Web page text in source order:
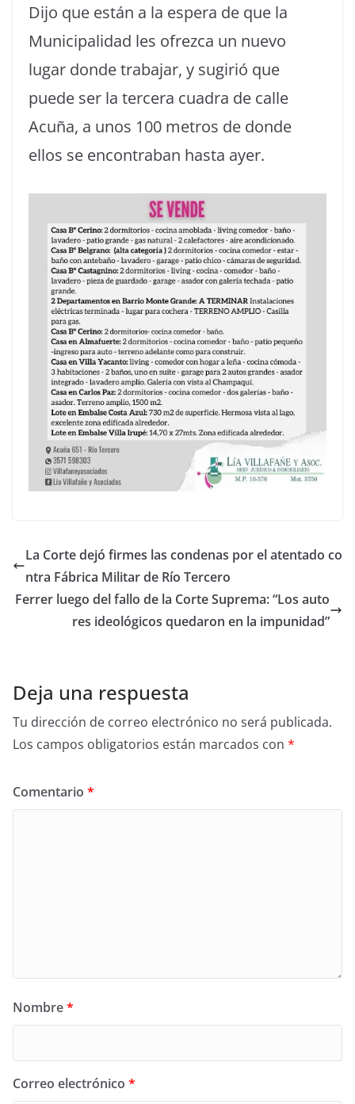
Dijo que están a la espera de que la
Municipalidad les ofrezca un nuevo
lugar donde trabajar, y sugirió que
puede ser la tercera cuadra de calle
Acuña, a unos 100 metros de donde
ellos se encontraban hasta ayer.
La Corte dejó firmes las condenas por el atentado co
ntra Fábrica Militar de Río Tercero
Ferrer luego del fallo de la Corte Suprema: “Los auto
res ideológicos quedaron en la impunidad”
Deja una respuesta
Tu dirección de correo electrónico no será publicada.
Los campos obligatorios están marcados con *
Comentario *
Nombre*
Correo electrónico *